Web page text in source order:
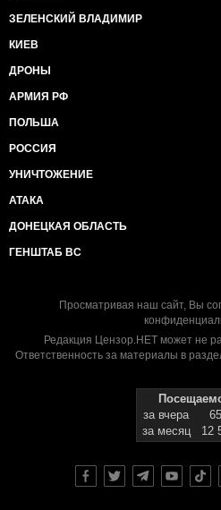
ЗЕЛЕНСКИЙ ВЛАДИМИР
КИЕВ
ДРОНЫ
АРМИЯ РФ
ПОЛЬША
РОССИЯ
УНИЧТОЖЕНИЕ
АТАКА
ДОНЕЦКАЯ ОБЛАСТЬ
ГЕНШТАБ ВС
Просматривая наш сайт, Вы
Редакция Цензор.НЕТ может не
Ответственность за материалы в
за вчера
за месяц
12